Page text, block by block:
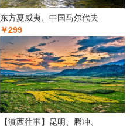
东方夏威夷、中国马尔代夫
￥299
【滇西往事】昆明、腾冲、